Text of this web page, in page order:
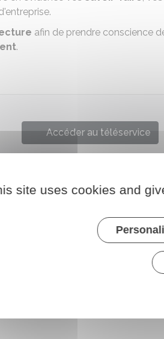
afin de prendre conscience
.
Accéder au téléservice
site uses cookies and